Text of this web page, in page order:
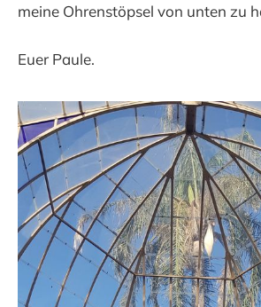
meine Ohrenstöpsel von unten zu
Euer Paule.